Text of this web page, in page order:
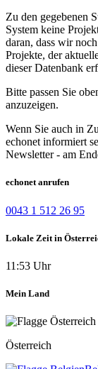
Zu den gegebenen
System keine
daran, dass wir
Projekte, der
dieser Datenbank
Bitte passen Sie
anzuzeigen.
Wenn Sie auch in
echonet informiert
Newsletter - am
echonet anrufen
0043 1 512 26 95
Lokale Zeit in
11:53 Uhr
Mein Land
Österreich